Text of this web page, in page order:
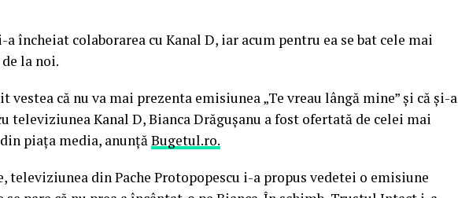
a încheiat colaborarea cu Kanal D, iar acum pentru ea se bat cele mai
la noi.
vestea că nu va mai prezenta emisiunea „Te vreau lângă mine” şi că şi-a
televiziunea Kanal D, Bianca Drăguşanu a fost ofertată de celei mai
piaţa media, anunţăBugetul.ro.
din Pache Protopopescu i-a propus vedetei o emisiune